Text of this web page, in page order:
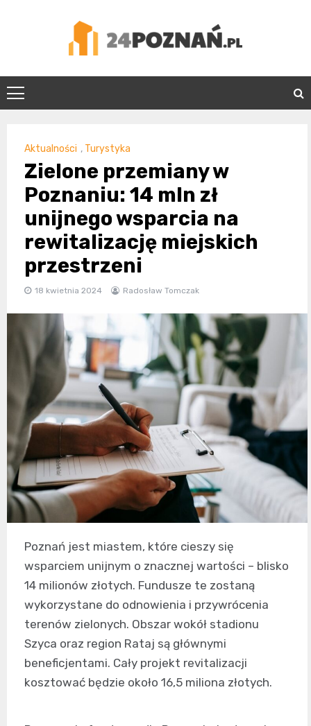
24Poznań.pl
Aktualności , Turystyka
Zielone przemiany w
Poznaniu: 14 mln zł
unijnego wsparcia na
rewitalizację miejskich
przestrzeni
18 kwietnia 2024 Radosław Tomczak
Poznań jest miastem, które cieszy się
wsparciem unijnym o znacznej wartości – blisko
14 milionów złotych. Fundusze te zostaną
wykorzystane do odnowienia i przywrócenia
terenów zielonych. Obszar wokół stadionu
Szyca oraz region Rataj są głównymi
beneficjentami. Cały projekt revitalizacji
kosztować będzie około 16,5 miliona złotych.